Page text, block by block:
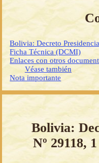
Bolivia: Decreto
Ficha Técnica (DCMI)
Enlaces con otros
Véase también
Nota importante
Bolivia:
Nº 29118,